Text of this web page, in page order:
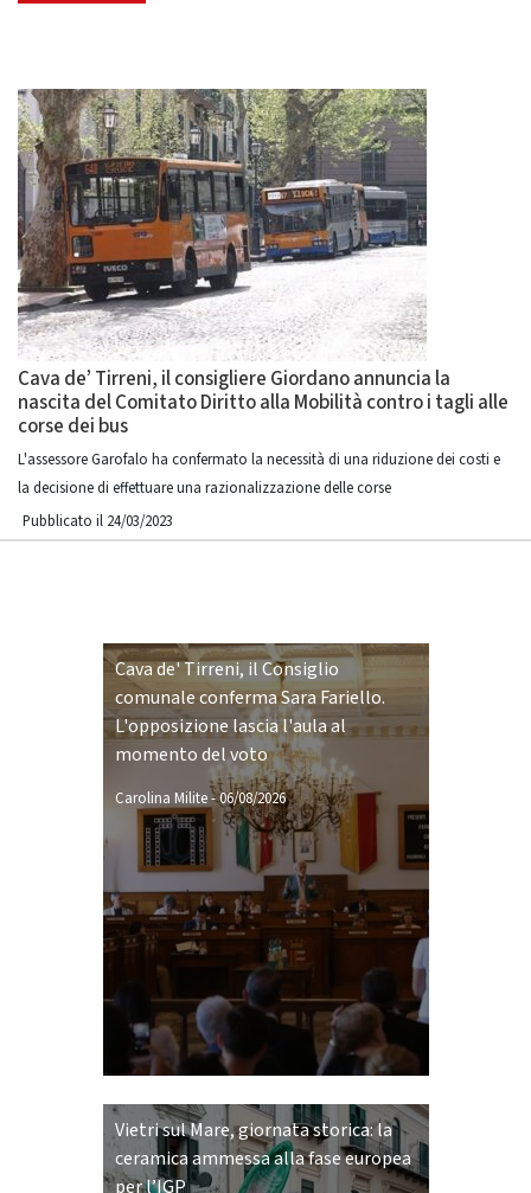
Cava de’ Tirreni, il consigliere Giordano annuncia la
nascita del Comitato Diritto alla Mobilità contro i tagli alle
corse dei bus
L'assessore Garofalo ha confermato la necessità di una riduzione dei costi e
la decisione di effettuare una razionalizzazione delle corse
Pubblicato il 24/03/2023
Cava de' Tirreni, il Consiglio
comunale conferma Sara Fariello.
L'opposizione lascia l'aula al
momento del voto
Carolina Milite-06/08/2026
Vietri sul Mare, giornata storica: la
ceramica ammessa alla fase europea
per l’IGP